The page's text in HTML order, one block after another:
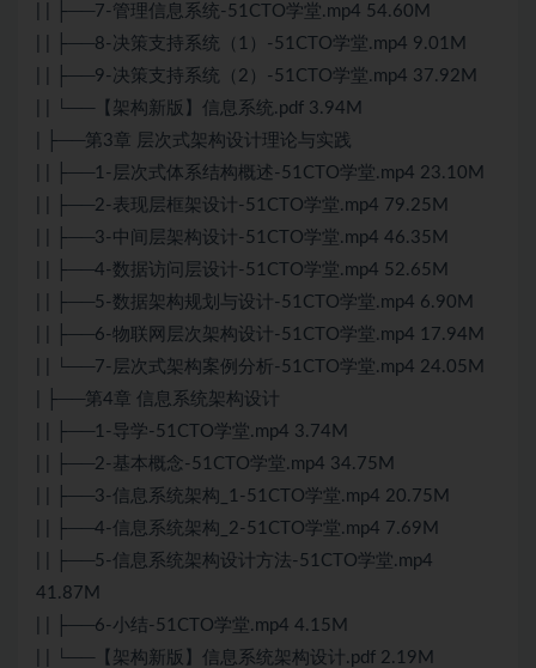
| | ├──7-管理信息系统-51CTO学堂.mp4 54.60M
| | ├──8-决策支持系统（1）-51CTO学堂.mp4 9.01M
| | ├──9-决策支持系统（2）-51CTO学堂.mp4 37.92M
| | └──【架构新版】信息系统.pdf 3.94M
| ├──第3章 层次式架构设计理论与实践
| | ├──1-层次式体系结构概述-51CTO学堂.mp4 23.10M
| | ├──2-表现层框架设计-51CTO学堂.mp4 79.25M
| | ├──3-中间层架构设计-51CTO学堂.mp4 46.35M
| | ├──4-数据访问层设计-51CTO学堂.mp4 52.65M
| | ├──5-数据架构规划与设计-51CTO学堂.mp4 6.90M
| | ├──6-物联网层次架构设计-51CTO学堂.mp4 17.94M
| | └──7-层次式架构案例分析-51CTO学堂.mp4 24.05M
| ├──第4章 信息系统架构设计
| | ├──1-导学-51CTO学堂.mp4 3.74M
| | ├──2-基本概念-51CTO学堂.mp4 34.75M
| | ├──3-信息系统架构_1-51CTO学堂.mp4 20.75M
| | ├──4-信息系统架构_2-51CTO学堂.mp4 7.69M
| | ├──5-信息系统架构设计方法-51CTO学堂.mp4
41.87M
| | ├──6-小结-51CTO学堂.mp4 4.15M
| | └──【架构新版】信息系统架构设计.pdf 2.19M